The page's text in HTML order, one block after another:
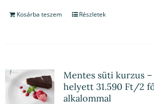
Kosárba teszem Részletek
Mentes süti kurzus
helyett 31.590 Ft/2
alkalommal